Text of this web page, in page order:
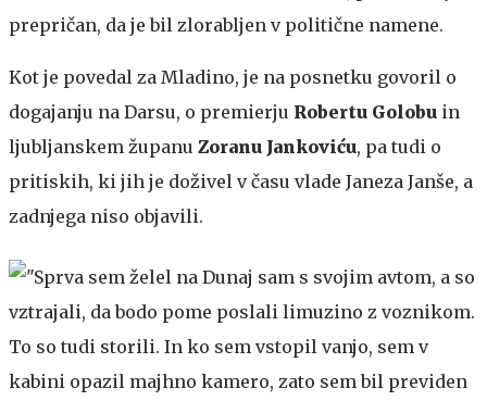
prepričan, da je bil zlorabljen v politične namene.
Kot je povedal za Mladino, je na posnetku govoril o
dogajanju na Darsu, o premierju Robertu Golobu in
ljubljanskem županu Zoranu Jankoviću, pa tudi o
pritiskih, ki jih je doživel v času vlade Janeza Janše, a
zadnjega niso objavili.